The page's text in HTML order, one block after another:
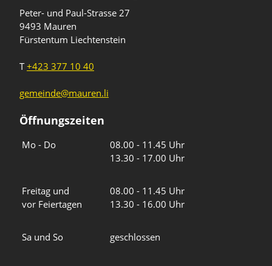
Peter- und Paul-Strasse 27
9493 Mauren
Fürstentum Liechtenstein
T+423 377 10 40
gemeinde@mauren.li
Öffnungszeiten
Mo - Do
08.00 - 11.45 Uhr
13.30 - 17.00 Uhr
Freitag und
vor Feiertagen
08.00 - 11.45 Uhr
13.30 - 16.00 Uhr
Sa und So geschlossen